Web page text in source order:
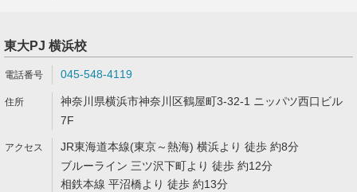
東大PJ 横浜校
045-548-4119
神奈川県横浜市神奈川区鶴屋町3-32-1 ニッパツ西口ビル
7F
JR東海道本線(東京～熱海) 横浜より 徒歩 約8分
ブルーライン 三ツ沢下町より 徒歩 約12分
相鉄本線 平沼橋より 徒歩 約13分